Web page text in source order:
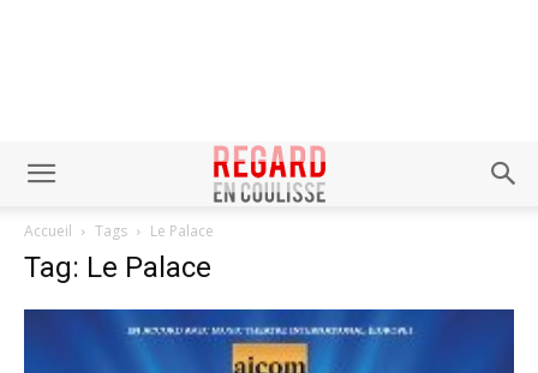
Accueil Tags Le Palace
Tag: Le Palace